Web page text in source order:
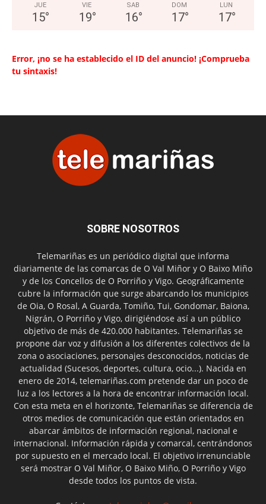
JUE
15°
VIE
19°
SAB
16°
DOM
17°
LUN
17°
Error, ¡no se ha establecido el ID del anuncio! ¡Comprueba
tu sintaxis!
SOBRE NOSOTROS
Telemariñas es un periódico digital que informa
diariamente de las comarcas de O Val Miñor y O Baixo Miño
y de los Concellos de O Porriño y Vigo. Geográficamente
cubre la información que surge abarcando los municipios
de Oia, O Rosal, A Guarda, Tomiño, Tui, Gondomar, Baiona,
Nigrán, O Porriño y Vigo, dirigiéndose así a un público
objetivo de más de 420.000 habitantes. Telemariñas se
propone dar voz y difusión a los diferentes colectivos de la
zona o asociaciones, personajes desconocidos, noticias de
actualidad (Sucesos, deportes, cultura, ocio...). Nacida en
enero de 2014, telemariñas.com pretende dar un poco de
luz a los lectores a la hora de encontrar información local.
Con esta meta en el horizonte, Telemariñas se diferencia de
otros medios de comunicación que están orientados en
abarcar ámbitos de información regional, nacional e
internacional. Información rápida y comarcal, centrándonos
por supuesto en el mercado local. El objetivo irrenunciable
será mostrar O Val Miñor, O Baixo Miño, O Porriño y Vigo
desde todos los puntos de vista.